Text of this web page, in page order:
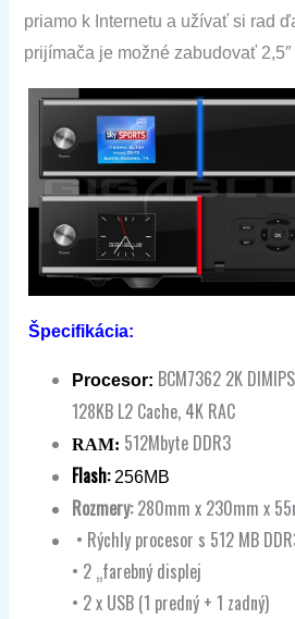
priamo k Internetu a užívať si rad
prijímača je možné zabudovať
Špecifikácia:
Procesor: BCM7362 2K
128KB L2 Cache, 4K RAC
RAM: 512Mbyte DDR3
Flash: 256MB
Rozmery:280mm x 230mm x
• Rýchly procesor s 512 MB
• 2 „farebný displej
• 2x USB (1 predný + 1 zadný)